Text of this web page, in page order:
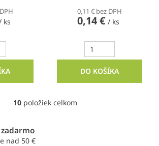
ks
0,11 € bez DPH
0,14 € / ks
DO KOŠÍKA
O
10 položiek celkom
nad 50 €